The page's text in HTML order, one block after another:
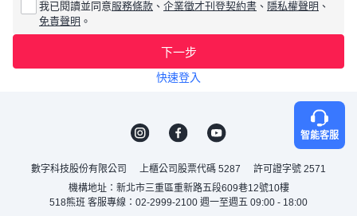
我已閱讀並同意服務條款 、 企業徵才刊登契約書 、 隱私權聲明 、
免責聲明 。
下一步
快速登入
智能客服
數字科技股份有限公司 上櫃公司股票代碼 5287
許可證字號 2571
機構地址：新北市三重區重新路五段609巷12號10樓
518熊班 客服專線：02-2999-2100 週一至週五 09:00 - 18:00